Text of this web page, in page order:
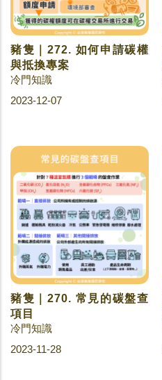
豬隻｜272. 如何申請碳權
與抵換專案
冷門知識
2023-12-07
豬隻｜270. 常見的碳盤查
項目
冷門知識
2023-11-28